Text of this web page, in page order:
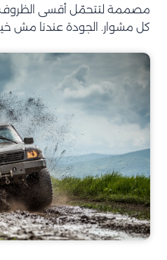
مصممة لتتحمّل أقسى الظروف
كل مشوار. الجودة عندنا مش